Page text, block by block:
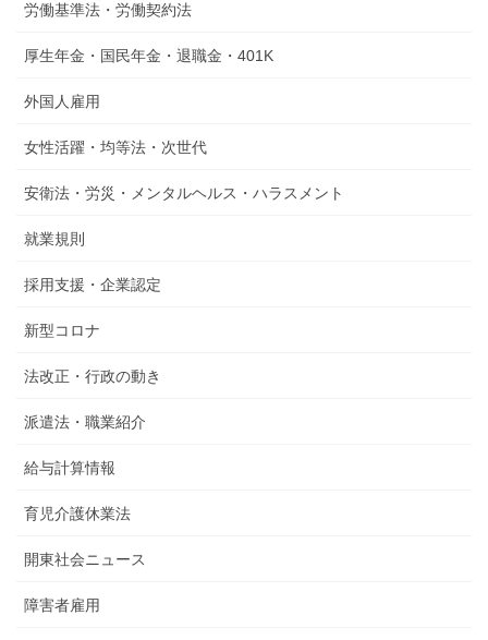
労働基準法・労働契約法
厚生年金・国民年金・退職金・401K
外国人雇用
女性活躍・均等法・次世代
安衛法・労災・メンタルヘルス・ハラスメント
就業規則
採用支援・企業認定
新型コロナ
法改正・行政の動き
派遣法・職業紹介
給与計算情報
育児介護休業法
開東社会ニュース
障害者雇用